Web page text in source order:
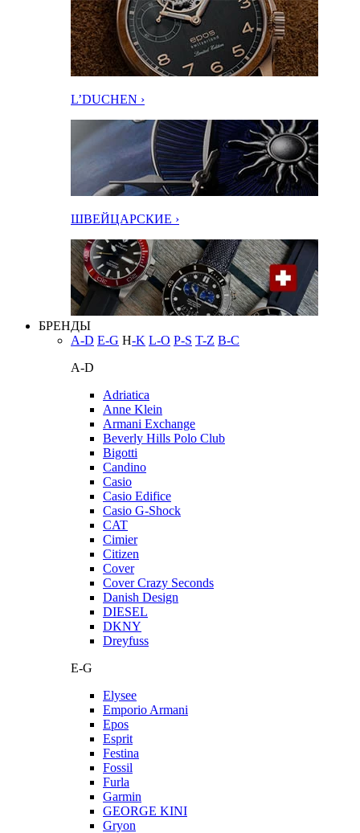
L’DUCHEN ›
ШВЕЙЦАРСКИЕ ›
БРЕНДЫ
A-D E-G H-K L-O P-S T-Z В-С
A-D
Adriatica
Anne Klein
Armani Exchange
Beverly Hills Polo Club
Bigotti
Candino
Casio
Casio Edifice
Casio G-Shock
CAT
Cimier
Citizen
Cover
Cover Crazy Seconds
Danish Design
DIESEL
DKNY
Dreyfuss
E-G
Elysee
Emporio Armani
Epos
Esprit
Festina
Fossil
Furla
Garmin
GEORGE KINI
Gryon